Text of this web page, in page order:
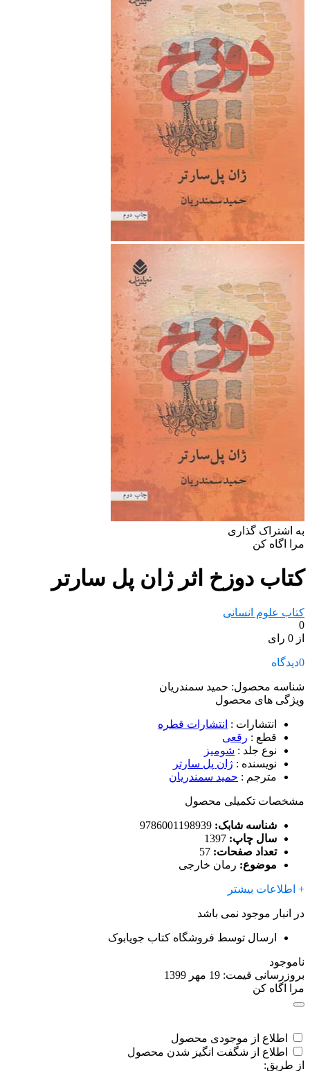
به اشتراک گذاری
مرا اگاه کن
کتاب دوزخ اثر ژان پل سارتر
کتاب علوم انسانی
0
از 0 رای
0دیدگاه
شناسه محصول: حمید سمندریان
ویژگی های محصول
انتشارات : انتشارات قطره
قطع : رقعی
نوع جلد : شومیز
نویسنده : ژان پل سارتر
مترجم : حمید سمندریان
مشخصات تکمیلی محصول
شناسه شابک:
سال چاپ:
تعداد صفحات:
موضوع: رمان خارجی
+ اطلاعات بیشتر
در انبار موجود نمی باشد
ارسال توسط فروشگاه کتاب جویابوک
ناموجود
بروزرسانی قیمت: 19 مهر 1399
مرا اگاه کن
اطلاع از موجودی محصول
اطلاع از شگفت انگیز شدن محصول
از طریق: